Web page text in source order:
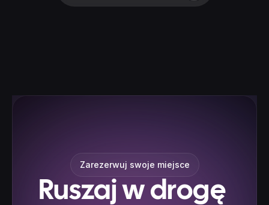
Zarezerwuj swoje miejsce
Ruszaj w drogę